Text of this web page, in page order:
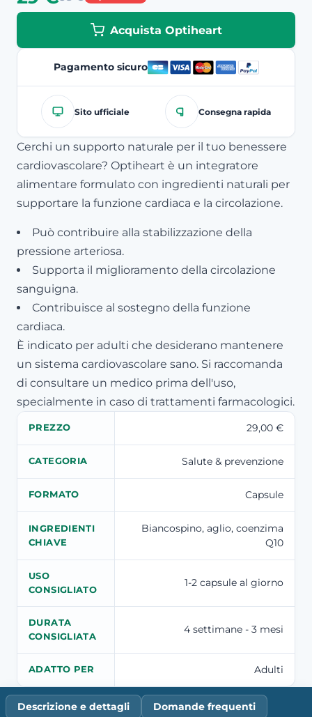
Acquista Optiheart
Pagamento sicuro
Sito ufficiale Consegna rapida
Cerchi un supporto naturale per il tuo benessere
cardiovascolare? Optiheart è un integratore
alimentare formulato con ingredienti naturali per
supportare la funzione cardiaca e la circolazione.
Può contribuire alla stabilizzazione della
pressione arteriosa.
Supporta il miglioramento della circolazione
sanguigna.
Contribuisce al sostegno della funzione
cardiaca.
È indicato per adulti che desiderano mantenere
un sistema cardiovascolare sano. Si raccomanda
di consultare un medico prima dell'uso,
specialmente in caso di trattamenti farmacologici.
PREZZO 29,00 €
CATEGORIA Salute & prevenzione
FORMATO Capsule
INGREDIENTI
CHIAVE
Biancospino, aglio, coenzima
Q10
USO
CONSIGLIATO
1-2 capsule al giorno
DURATA
CONSIGLIATA
4 settimane - 3 mesi
ADATTO PER Adulti
Descrizione e dettagli Domande frequenti